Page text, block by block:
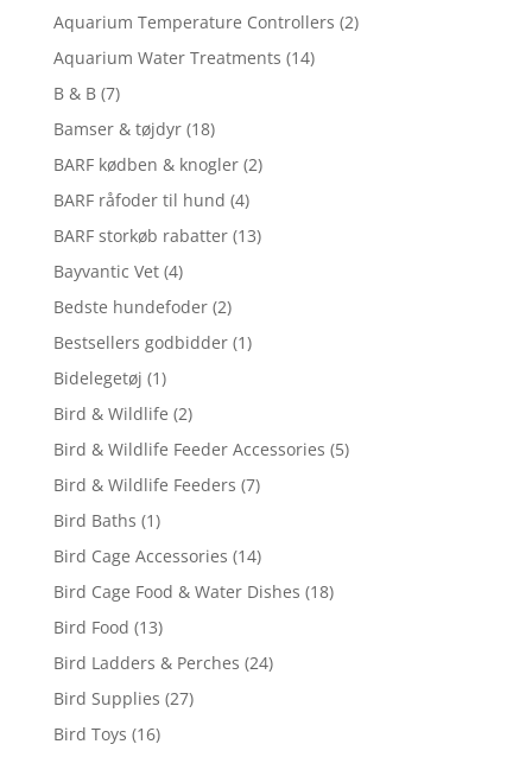
Aquarium Temperature Controllers (2)
Aquarium Water Treatments (14)
B & B (7)
Bamser & tøjdyr (18)
BARF kødben & knogler (2)
BARF råfoder til hund (4)
BARF storkøb rabatter (13)
Bayvantic Vet (4)
Bedste hundefoder (2)
Bestsellers godbidder (1)
Bidelegetøj (1)
Bird & Wildlife (2)
Bird & Wildlife Feeder Accessories (5)
Bird & Wildlife Feeders (7)
Bird Baths (1)
Bird Cage Accessories (14)
Bird Cage Food & Water Dishes (18)
Bird Food (13)
Bird Ladders & Perches (24)
Bird Supplies (27)
Bird Toys (16)